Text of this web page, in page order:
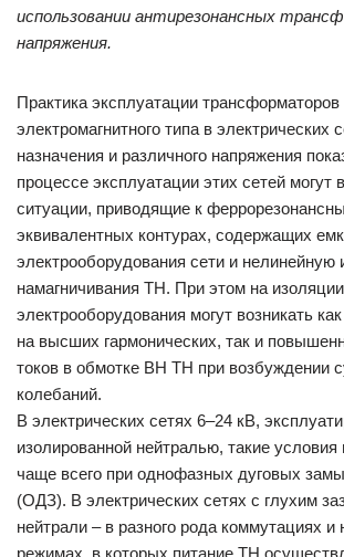
использовании антирезонансных
напряжения.
Практика эксплуатации
электромагнитного типа в электрических
назначения и различного напряжения
процессе эксплуатации этих сетей могут
ситуации, приводящие к
эквивалентных контурах, содержащих
электрооборудования сети и нелинейную
намагничивания ТН. При этом на изоляции
электрооборудования могут возникать
на высших гармонических, так и
токов в обмотке ВН ТН при возбуждении
колебаний.
В электрических сетях 6–24 кВ,
изолированной нейтралью, такие условия
чаще всего при однофазных дуговых
(ОДЗ). В электрических сетях с глухим
нейтрали – в разного рода коммутациях
режимах, в которых питание ТН